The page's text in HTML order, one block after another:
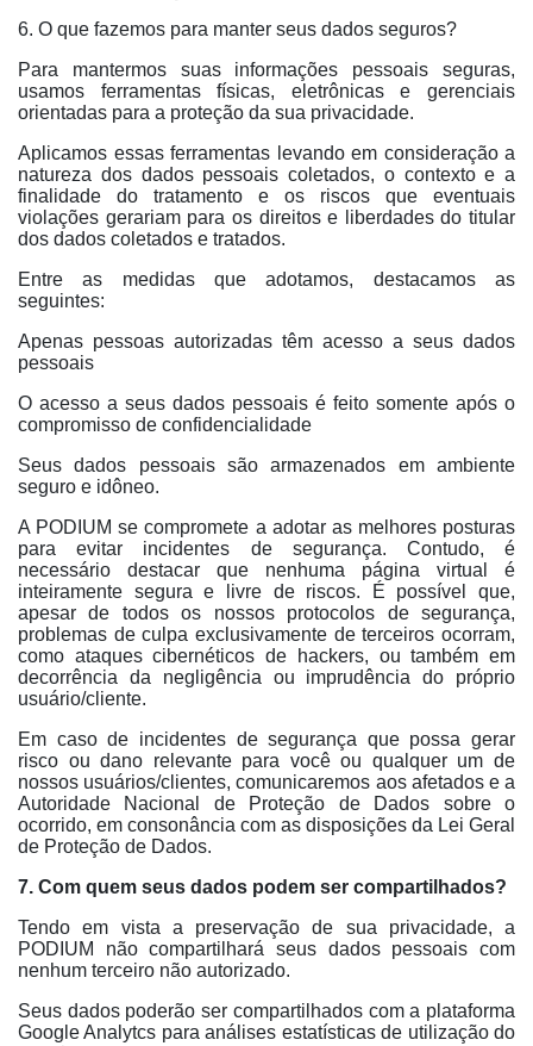
6. O que fazemos para manter seus dados seguros?
Para mantermos suas informações pessoais seguras,
usamos ferramentas físicas, eletrônicas e gerenciais
orientadas para a proteção da sua privacidade.
Aplicamos essas ferramentas levando em consideração a
natureza dos dados pessoais coletados, o contexto e a
finalidade do tratamento e os riscos que eventuais
violações gerariam para os direitos e liberdades do titular
dos dados coletados e tratados.
Entre as medidas que adotamos, destacamos as
seguintes:
Apenas pessoas autorizadas têm acesso a seus dados
pessoais
O acesso a seus dados pessoais é feito somente após o
compromisso de confidencialidade
Seus dados pessoais são armazenados em ambiente
seguro e idôneo.
A PODIUM se compromete a adotar as melhores posturas
para evitar incidentes de segurança. Contudo, é
necessário destacar que nenhuma página virtual é
inteiramente segura e livre de riscos. É possível que,
apesar de todos os nossos protocolos de segurança,
problemas de culpa exclusivamente de terceiros ocorram,
como ataques cibernéticos de hackers, ou também em
decorrência da negligência ou imprudência do próprio
usuário/cliente.
Em caso de incidentes de segurança que possa gerar
risco ou dano relevante para você ou qualquer um de
nossos usuários/clientes, comunicaremos aos afetados e a
Autoridade Nacional de Proteção de Dados sobre o
ocorrido, em consonância com as disposições da Lei Geral
de Proteção de Dados.
7. Com quem seus dados podem ser compartilhados?
Tendo em vista a preservação de sua privacidade, a
PODIUM não compartilhará seus dados pessoais com
nenhum terceiro não autorizado.
Seus dados poderão ser compartilhados com a plataforma
Google Analytcs para análises estatísticas de utilização do